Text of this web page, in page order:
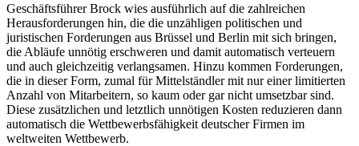
Geschäftsführer Brock wies ausführlich auf die zahlreichen
Herausforderungen hin, die die unzähligen politischen und
juristischen Forderungen aus Brüssel und Berlin mit sich bringen,
die Abläufe unnötig erschweren und damit automatisch verteuern
und auch gleichzeitig verlangsamen. Hinzu kommen Forderungen,
die in dieser Form, zumal für Mittelständler mit nur einer limitierten
Anzahl von Mitarbeitern, so kaum oder gar nicht umsetzbar sind.
Diese zusätzlichen und letztlich unnötigen Kosten reduzieren dann
automatisch die Wettbewerbsfähigkeit deutscher Firmen im
weltweiten Wettbewerb.